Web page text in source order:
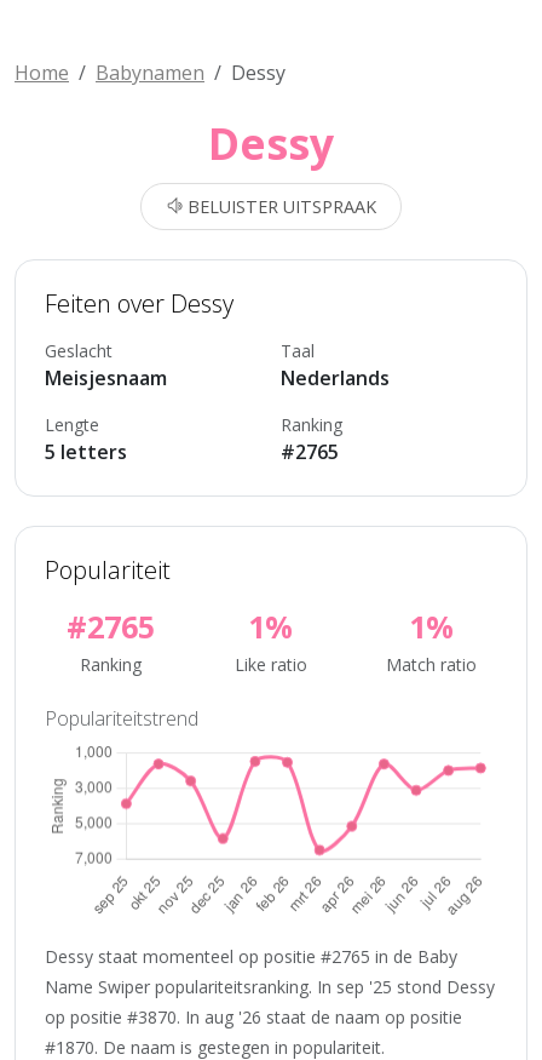
Home Babynamen Dessy
Dessy
BELUISTER UITSPRAAK
Feiten over Dessy
Geslacht
Meisjesnaam
Taal
Nederlands
Lengte
5 letters
Ranking
#2765
Populariteit
#2765
Ranking
1%
Like ratio
1%
Match ratio
Populariteitstrend
Dessy staat momenteel op positie #2765 in de Baby
Name Swiper populariteitsranking. In sep '25 stond Dessy
op positie #3870. In aug '26 staat de naam op positie
#1870. De naam is gestegen in populariteit.